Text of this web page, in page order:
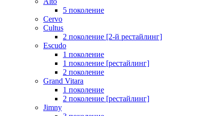
5 поколение
Cervo
Cultus
2 поколение [2-й рестайлинг]
Escudo
1 поколение
1 поколение [рестайлинг]
2 поколение
Grand Vitara
1 поколение
2 поколение [рестайлинг]
Jimny